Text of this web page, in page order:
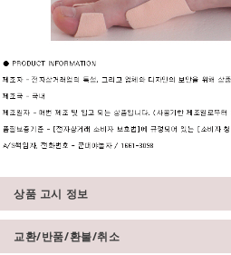
상품 고시 정보
교환/반품/환불/취소